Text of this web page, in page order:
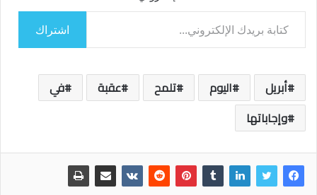
كتابة بريدك الإلكتروني...
اشتراك
أبريل اليوم تلمح عقبة
في
وإجاباتها